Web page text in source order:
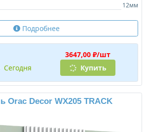
12мм
Подробнее
3647,00 ₽/шт
сегодня
Купить
Orac Decor WX205 TRACK